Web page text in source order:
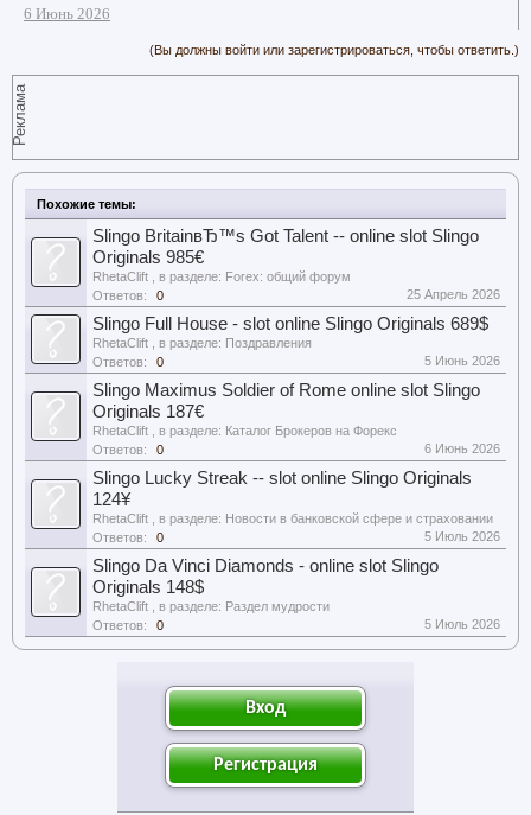
6 Июнь 2026
(Вы должны войти или зарегистрироваться, чтобы ответить.)
Реклама
Похожие темы:
Slingo BritainвЂ™s Got Talent -- online slot Slingo
Originals 985€
RhetaClift , в разделе: Forex: общий форум
Ответов:
0 25 Апрель 2026
Slingo Full House - slot online Slingo Originals 689$
RhetaClift , в разделе: Поздравления
Ответов:
0 5 Июнь 2026
Slingo Maximus Soldier of Rome online slot Slingo
Originals 187€
RhetaClift , в разделе: Каталог Брокеров на Форекс
Ответов:
0 6 Июнь 2026
Slingo Lucky Streak -- slot online Slingo Originals
124¥
RhetaClift , в разделе: Новости в банковской сфере и страховании
Ответов:
0 5 Июль 2026
Slingo Da Vinci Diamonds - online slot Slingo
Originals 148$
RhetaClift , в разделе: Раздел мудрости
Ответов:
0 5 Июль 2026
Вход
Регистрация